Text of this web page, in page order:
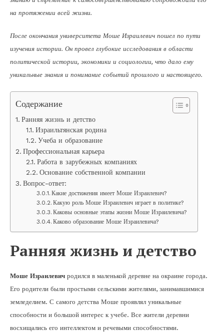
на протяжении всей жизни.
После окончания университета Моше Израилевич пошел по пути
изучения истории. Он провел глубокие исследования в области
политической истории, экономики и социологии, что дало ему
уникальные знания и понимание событий прошлого и настоящего.
Содержание
Ранняя жизнь и детство
Израильтянская родина
Учеба и образование
Профессиональная карьера
Работа в зарубежных компаниях
Основание собственной компании
Вопрос-ответ:
Какие достижения имеет Моше Израилевич?
Какую роль Моше Израилевич играет в политике?
Каковы основные этапы жизни Моше Израилевича?
Каково образование Моше Израилевича?
Ранняя жизнь и детство
Моше Израилевич родился в маленькой деревне на окраине города.
Его родители были простыми сельскими жителями, занимавшимися
земледелием. С самого детства Моше проявлял уникальные
способности и большой интерес к учебе. Все жители деревни
восхищались его интеллектом и речевыми способностями.